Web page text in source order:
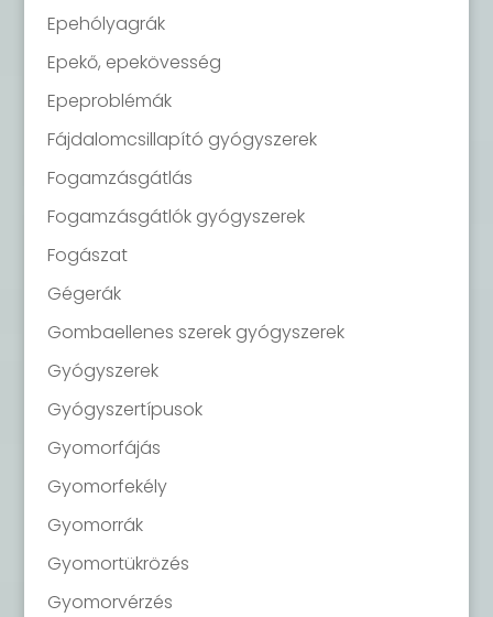
Epehólyagrák
Epekő, epekövesség
Epeproblémák
Fájdalomcsillapító gyógyszerek
Fogamzásgátlás
Fogamzásgátlók gyógyszerek
Fogászat
Gégerák
Gombaellenes szerek gyógyszerek
Gyógyszerek
Gyógyszertípusok
Gyomorfájás
Gyomorfekély
Gyomorrák
Gyomortükrözés
Gyomorvérzés